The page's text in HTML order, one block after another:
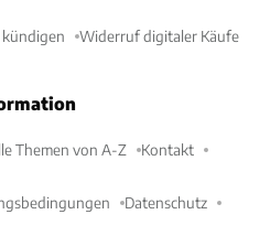
kündigen Widerruf digitaler Käufe
Themen von A-Z Kontakt
Datenschutz